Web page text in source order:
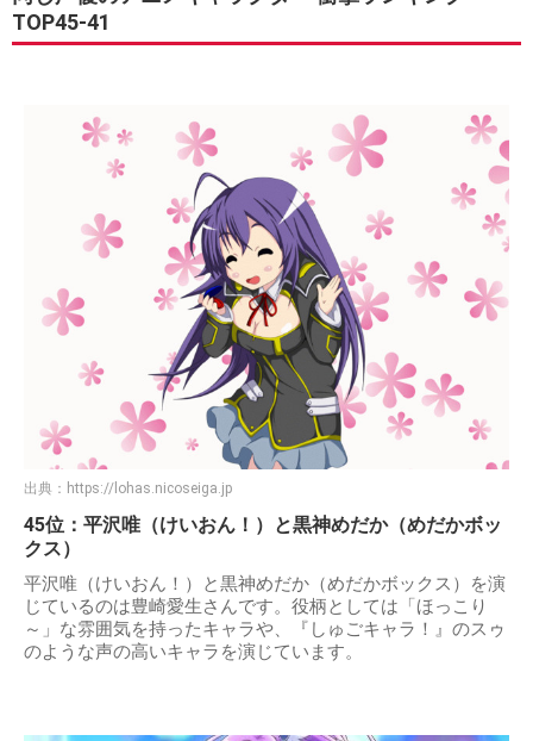
TOP45-41
出典： https://lohas.nicoseiga.jp
45位：平沢唯（けいおん！）と黒神めだか（めだかボッ
クス）
平沢唯（けいおん！）と黒神めだか（めだかボックス）を演
じているのは豊崎愛生さんです。役柄としては「ほっこり
～」な雰囲気を持ったキャラや、『しゅごキャラ！』のスゥ
のような声の高いキャラを演じています。